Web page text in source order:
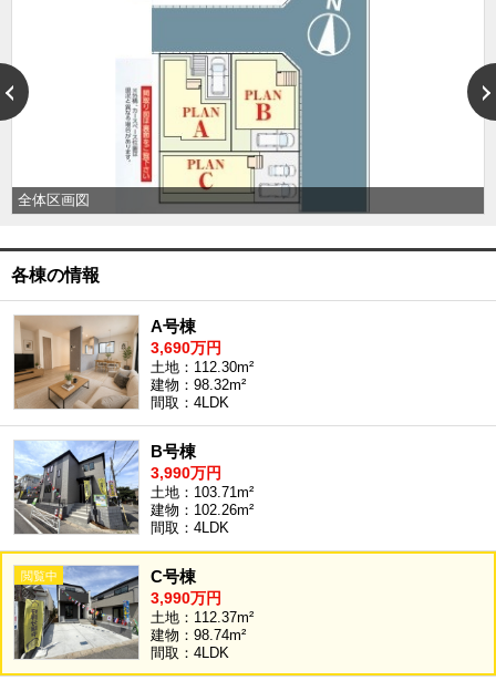
全体区画図
各棟の情報
A号棟
3,690万円
土地：112.30m²
建物：98.32m²
間取：4LDK
B号棟
3,990万円
土地：103.71m²
建物：102.26m²
間取：4LDK
C号棟
3,990万円
土地：112.37m²
建物：98.74m²
間取：4LDK
東京全域エリアの中古一戸建
神奈川全域エリア
神奈川全域エリアの新築一戸建
神奈川全域エリアの中古一戸建
神奈川全域エリアのマンション
神奈川全域エリアの土地
沖縄全域エリア
沖縄全域エリアのマンション
お客様の声
全店舗営業社員募集！